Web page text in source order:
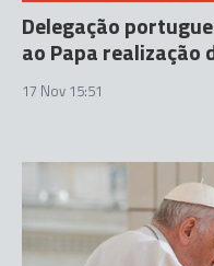
Delegação
ao Papa realização
17 Nov 15:51